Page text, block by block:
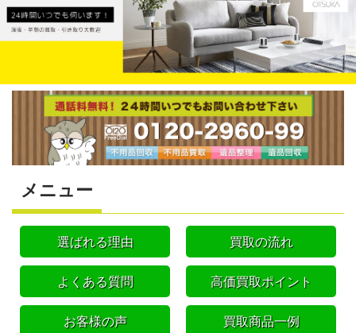
メニュー
選ばれる理由 買取の流れ
よくある質問 高価買取ポイント
お客様の声 買取商品一例